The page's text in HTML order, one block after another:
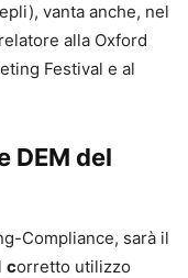
vanta anche, nel
alla Oxford
Festival e al
DEM del
Compliance, sarà il
corretto utilizzo